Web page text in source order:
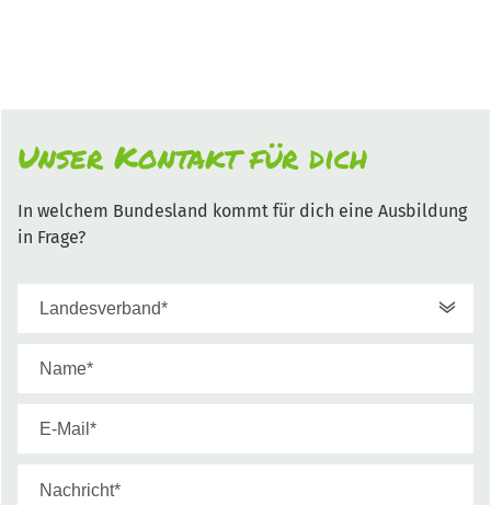
Unser Kontakt für dich
In welchem Bundesland kommt für dich eine Ausbildung
in Frage?